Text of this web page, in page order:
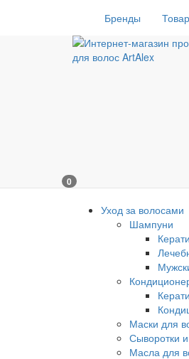
Бренды
0
Уход за волосами
Шампуни
Маски для
Сыворотки
Масла для